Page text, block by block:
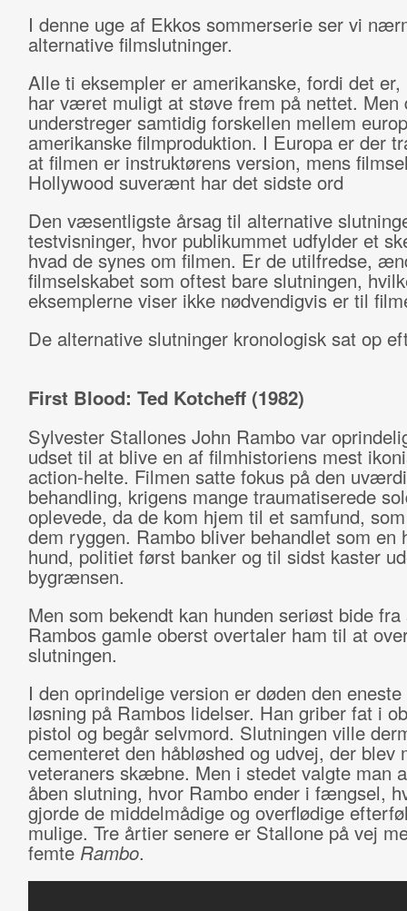
I denne uge af Ekkos sommerserie ser vi
alternative filmslutninger.
Alle ti eksempler er amerikanske, fordi det er,
har været muligt at støve frem på nettet. Men
understreger samtidig forskellen mellem
amerikanske filmproduktion. I Europa er der
at filmen er instruktørens version, mens
Hollywood suverænt har det sidste ord
Den væsentligste årsag til alternative
testvisninger, hvor publikummet udfylder et
hvad de synes om filmen. Er de utilfredse,
filmselskabet som oftest bare slutningen,
eksemplerne viser ikke nødvendigvis er til
De alternative slutninger kronologisk sat op
First Blood: Ted Kotcheff (1982)
Sylvester Stallones John Rambo var
udset til at blive en af filmhistoriens mest
action-helte. Filmen satte fokus på den
behandling, krigens mange traumatiserede
oplevede, da de kom hjem til et samfund,
dem ryggen. Rambo bliver behandlet som en
hund, politiet først banker og til sidst kaster
bygrænsen.
Men som bekendt kan hunden seriøst bide
Rambos gamle oberst overtaler ham til at
slutningen.
I den oprindelige version er døden den
løsning på Rambos lidelser. Han griber fat i
pistol og begår selvmord. Slutningen ville
cementeret den håbløshed og udvej, der blev
veteraners skæbne. Men i stedet valgte man
åben slutning, hvor Rambo ender i fængsel,
gjorde de middelmådige og overflødige
mulige. Tre årtier senere er Stallone på vej
femte Rambo.